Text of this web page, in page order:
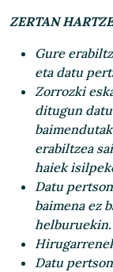
ZERTAN
Gure
eta datu
Zorrozki
ditugun
erabiltzea
haiek
Datu
baimena ez
helburuekin.
Datu